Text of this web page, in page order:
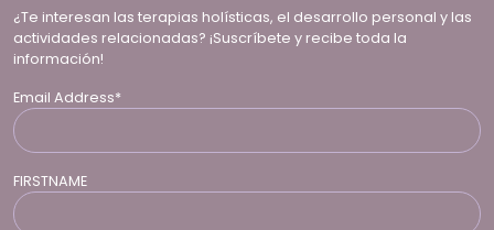
¿Te interesan las terapias holísticas, el desarrollo personal y las
actividades relacionadas? ¡Suscríbete y recibe toda la
información!
Email Address*
FIRSTNAME